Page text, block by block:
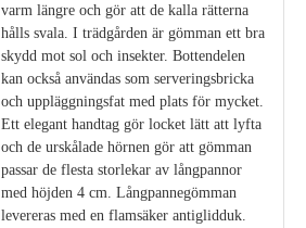
varm längre och gör att de kalla rätterna
hålls svala. I trädgården är gömman ett bra
skydd mot sol och insekter. Bottendelen
kan också användas som serveringsbricka
och uppläggningsfat med plats för mycket.
Ett elegant handtag gör locket lätt att lyfta
och de urskålade hörnen gör att gömman
passar de flesta storlekar av långpannor
med höjden 4 cm. Långpannegömman
levereras med en flamsäker antiglidduk.